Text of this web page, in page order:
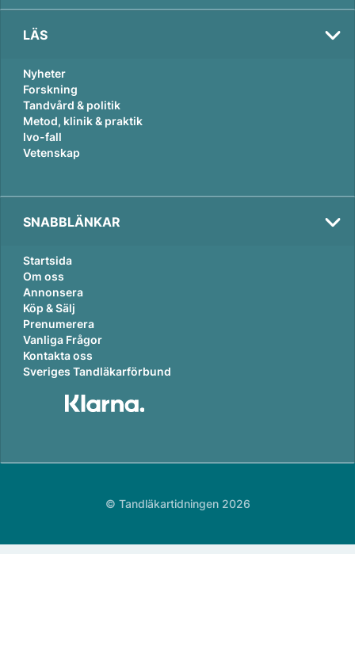
LÄS
Nyheter
Forskning
Tandvård & politik
Metod, klinik & praktik
Ivo-fall
Vetenskap
SNABBLÄNKAR
Startsida
Om oss
Annonsera
Köp & Sälj
Prenumerera
Vanliga Frågor
Kontakta oss
Sveriges Tandläkarförbund
© Tandläkartidningen 2026